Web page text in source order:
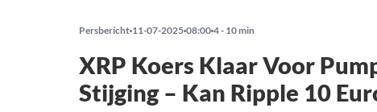
Persbericht 11-07-2025 08:00 4 - 10 min
XRP Koers Klaar Voor
Stijging – Kan Ripple 10